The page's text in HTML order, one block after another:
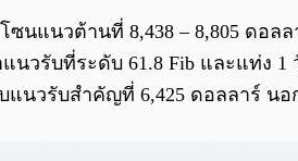
แนวต้านที่ 8,438 – 8,805 ดอ
รับที่ระดับ 61.8 Fib และแท่ง 1
วรับสำคัญที่ 6,425 ดอลลาร์ นอ